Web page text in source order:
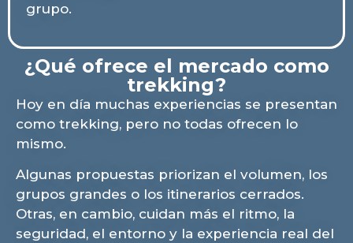
grupo.
¿Qué ofrece el mercado como
trekking?
Hoy en día muchas experiencias se presentan
como trekking, pero no todas ofrecen lo
mismo.
Algunas propuestas priorizan el volumen, los
grupos grandes o los itinerarios cerrados.
Otras, en cambio, cuidan más el ritmo, la
seguridad, el entorno y la experiencia real del